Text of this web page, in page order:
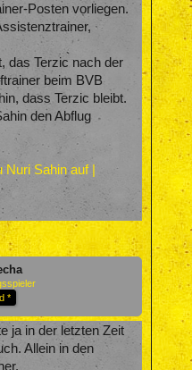
Posten vorliegen.
das Terzic nach der
beim BVB
dass Terzic bleibt.
den Abflug
Sahin auf |
*
ja in der letzten Zeit
Allein in den